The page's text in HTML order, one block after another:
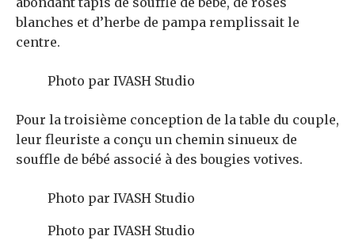
blanches et d’herbe de pampa remplissait le
centre.
Photo par IVASH Studio
Pour la troisième conception de la table du couple,
leur fleuriste a conçu un chemin sinueux de
souffle de bébé associé à des bougies votives.
Photo par IVASH Studio
Photo par IVASH Studio